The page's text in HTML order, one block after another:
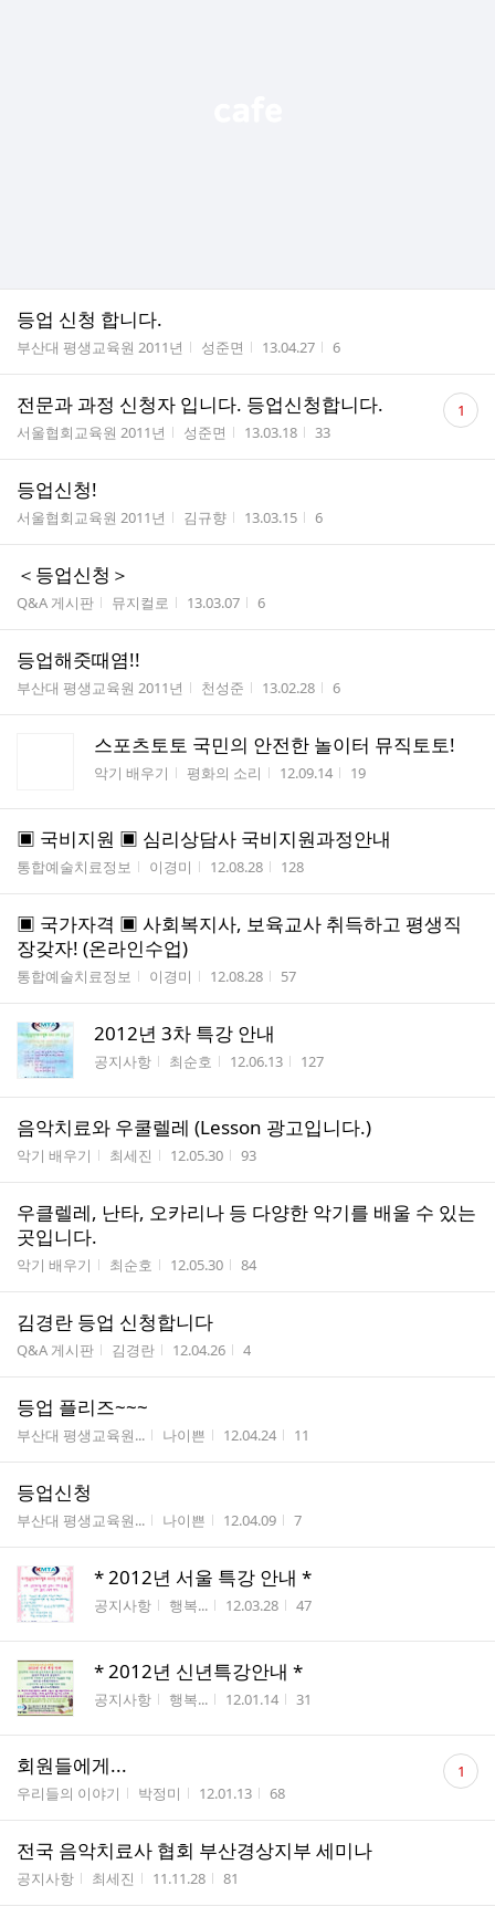
등업 신청 합니다.
게시판명
부산대 평생교육원 2011년 작성자
성준면 작성시간
13.04.27 조회수
6
전문과 과정 신청자 입니다. 등업신청합니다.
게시판명
서울협회교육원 2011년 작성자
성준면 작성시간
13.03.18 조회수
33
댓
글 1
등업신청!
게시판명
서울협회교육원 2011년 작성자
김규향 작성시간
13.03.15 조회수
6
＜등업신청＞
게시판명
Q&A 게시판 작성자
뮤지컬로 작성시간
13.03.07 조회수
6
등업해줏때염!!
게시판명
부산대 평생교육원 2011년 작성자
천성준 작성시간
13.02.28 조회수
6
스포츠토토 국민의 안전한 놀이터 뮤직토토!
게시판명
악기 배우기 작성자
평화의 소리 작성시간
12.09.14 조회수
19
▣ 국비지원 ▣ 심리상담사 국비지원과정안내
게시판명
통합예술치료정보 작성자
이경미 작성시간
12.08.28 조회수
128
▣ 국가자격 ▣ 사회복지사, 보육교사 취득하고 평생직
장갖자! (온라인수업)
게시판명
통합예술치료정보 작성자
이경미 작성시간
12.08.28 조회수
57
2012년 3차 특강 안내
게시판명
공지사항 작성자
최순호 작성시간
12.06.13 조회수
127
음악치료와 우쿨렐레 (Lesson 광고입니다.)
게시판명
악기 배우기 작성자
최세진 작성시간
12.05.30 조회수
93
우클렐레, 난타, 오카리나 등 다양한 악기를 배울 수 있는
곳입니다.
게시판명
악기 배우기 작성자
최순호 작성시간
12.05.30 조회수
84
김경란 등업 신청합니다
게시판명
Q&A 게시판 작성자
김경란 작성시간
12.04.26 조회수
4
등업 플리즈~~~
게시판명
부산대 평생교육원... 작성자
나이쁜 작성시간
12.04.24 조회수
11
등업신청
게시판명
부산대 평생교육원... 작성자
나이쁜 작성시간
12.04.09 조회수
7
* 2012년 서울 특강 안내 *
게시판명
공지사항 작성자
행복... 작성시간
12.03.28 조회수
47
* 2012년 신년특강안내 *
게시판명
공지사항 작성자
행복... 작성시간
12.01.14 조회수
31
회원들에게...
게시판명
우리들의 이야기 작성자
박정미 작성시간
12.01.13 조회수
68
댓
글 1
전국 음악치료사 협회 부산경상지부 세미나
게시판명
공지사항 작성자
최세진 작성시간
11.11.28 조회수
81